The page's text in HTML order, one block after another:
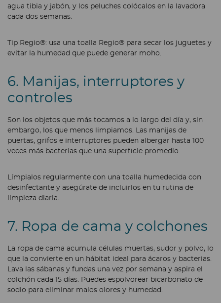
agua tibia y jabón, y los peluches colócalos en la lavadora
cada dos semanas.
Tip Regio®: usa una toalla Regio® para secar los juguetes y
evitar la humedad que puede generar moho.
6. Manijas, interruptores y
controles
Son los objetos que más tocamos a lo largo del día y, sin
embargo, los que menos limpiamos. Las manijas de
puertas, grifos e interruptores pueden albergar hasta 100
veces más bacterias que una superficie promedio.
Límpialos regularmente con una toalla humedecida con
desinfectante y asegúrate de incluirlos en tu rutina de
limpieza diaria.
7. Ropa de cama y colchones
La ropa de cama acumula células muertas, sudor y polvo, lo
que la convierte en un hábitat ideal para ácaros y bacterias.
Lava las sábanas y fundas una vez por semana y aspira el
colchón cada 15 días. Puedes espolvorear bicarbonato de
sodio para eliminar malos olores y humedad.